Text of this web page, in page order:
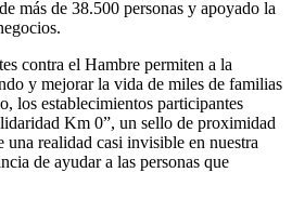
más de 38.500 personas y apoyado la
contra el Hambre permiten a la
y mejorar la vida de miles de familias
los establecimientos participantes
Km 0”, un sello de proximidad
una realidad casi invisible en nuestra
de ayudar a las personas que